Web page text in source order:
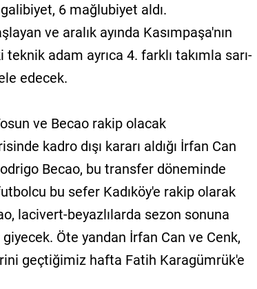
6 mağlubiyet aldı.
ve aralık ayında Kasımpaşa'nın
teknik adam ayrıca 4. farklı takımla sarı-
edecek.
ve Becao rakip olacak
kadro dışı kararı aldığı İrfan Can
Becao, bu transfer döneminde
bu sefer Kadıköy'e rakip olarak
lacivert-beyazlılarda sezon sonuna
Öte yandan İrfan Can ve Cenk,
geçtiğimiz hafta Fatih Karagümrük'e